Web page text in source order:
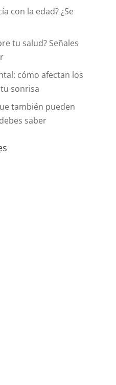
con la edad? ¿Se
tu salud? Señales
cómo afectan los
sonrisa
también pueden
saber